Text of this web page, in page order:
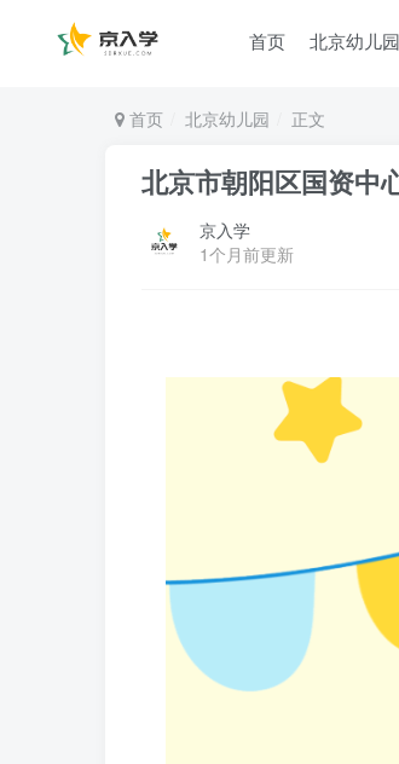
首页 北京幼儿园
首页 北京幼儿园 正文
北京市朝阳区国资中
京入学
1个月前更新